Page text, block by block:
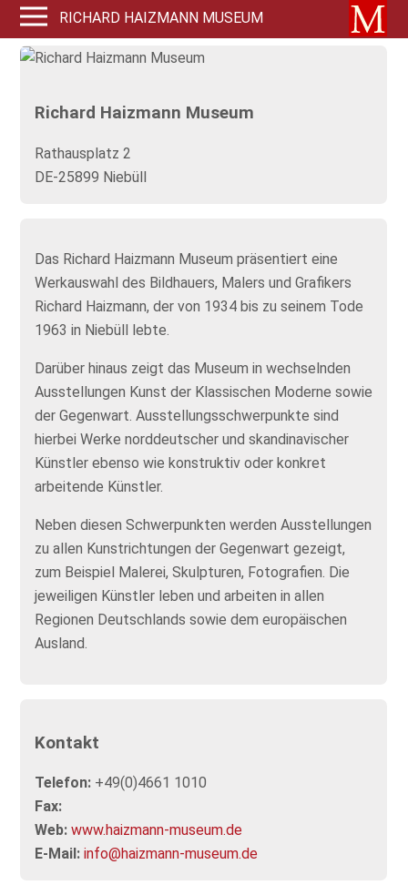
RICHARD HAIZMANN MUSEUM
Richard Haizmann Museum
Rathausplatz 2
DE-25899 Niebüll
Das Richard Haizmann Museum präsentiert eine
Werkauswahl des Bildhauers, Malers und Grafikers
Richard Haizmann, der von 1934 bis zu seinem Tode
1963 in Niebüll lebte.
Darüber hinaus zeigt das Museum in wechselnden
Ausstellungen Kunst der Klassischen Moderne sowie
der Gegenwart. Ausstellungsschwerpunkte sind
hierbei Werke norddeutscher und skandinavischer
Künstler ebenso wie konstruktiv oder konkret
arbeitende Künstler.
Neben diesen Schwerpunkten werden Ausstellungen
zu allen Kunstrichtungen der Gegenwart gezeigt,
zum Beispiel Malerei, Skulpturen, Fotografien. Die
jeweiligen Künstler leben und arbeiten in allen
Regionen Deutschlands sowie dem europäischen
Ausland.
Kontakt
Telefon: +49(0)4661 1010
Fax:
Web: www.haizmann-museum.de
E-Mail: info@haizmann-museum.de